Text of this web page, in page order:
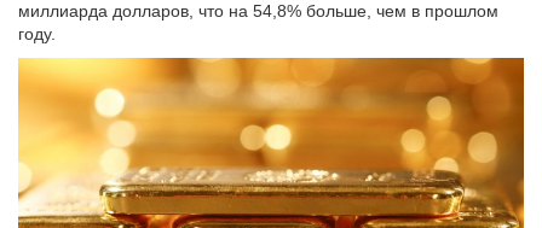
миллиарда долларов, что на 54,8% больше, чем в прошлом
году.